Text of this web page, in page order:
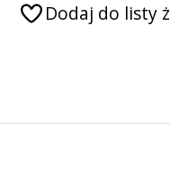
Dodaj do listy